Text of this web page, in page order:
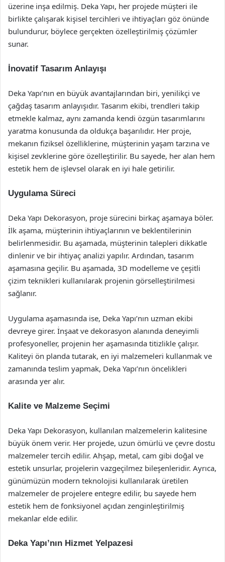
üzerine inşa edilmiş. Deka Yapı, her projede müşteri ile
birlikte çalışarak kişisel tercihleri ve ihtiyaçları göz önünde
bulundurur, böylece gerçekten özelleştirilmiş çözümler
sunar.
İnovatif Tasarım Anlayışı
Deka Yapı’nın en büyük avantajlarından biri, yenilikçi ve
çağdaş tasarım anlayışıdır. Tasarım ekibi, trendleri takip
etmekle kalmaz, aynı zamanda kendi özgün tasarımlarını
yaratma konusunda da oldukça başarılıdır. Her proje,
mekanın fiziksel özelliklerine, müşterinin yaşam tarzına ve
kişisel zevklerine göre özelleştirilir. Bu sayede, her alan hem
estetik hem de işlevsel olarak en iyi hale getirilir.
Uygulama Süreci
Deka Yapı Dekorasyon, proje sürecini birkaç aşamaya böler.
İlk aşama, müşterinin ihtiyaçlarının ve beklentilerinin
belirlenmesidir. Bu aşamada, müşterinin talepleri dikkatle
dinlenir ve bir ihtiyaç analizi yapılır. Ardından, tasarım
aşamasına geçilir. Bu aşamada, 3D modelleme ve çeşitli
çizim teknikleri kullanılarak projenin görselleştirilmesi
sağlanır.
Uygulama aşamasında ise, Deka Yapı’nın uzman ekibi
devreye girer. İnşaat ve dekorasyon alanında deneyimli
profesyoneller, projenin her aşamasında titizlikle çalışır.
Kaliteyi ön planda tutarak, en iyi malzemeleri kullanmak ve
zamanında teslim yapmak, Deka Yapı’nın öncelikleri
arasında yer alır.
Kalite ve Malzeme Seçimi
Deka Yapı Dekorasyon, kullanılan malzemelerin kalitesine
büyük önem verir. Her projede, uzun ömürlü ve çevre dostu
malzemeler tercih edilir. Ahşap, metal, cam gibi doğal ve
estetik unsurlar, projelerin vazgeçilmez bileşenleridir. Ayrıca,
günümüzün modern teknolojisi kullanılarak üretilen
malzemeler de projelere entegre edilir, bu sayede hem
estetik hem de fonksiyonel açıdan zenginleştirilmiş
mekanlar elde edilir.
Deka Yapı’nın Hizmet Yelpazesi